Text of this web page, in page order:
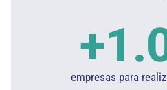
empresas para
+